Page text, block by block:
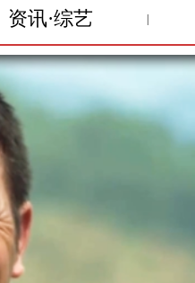
时政微观察丨向新向优向好！中国
资讯·综艺